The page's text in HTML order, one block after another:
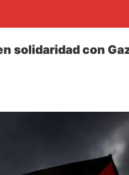
solidaridad con